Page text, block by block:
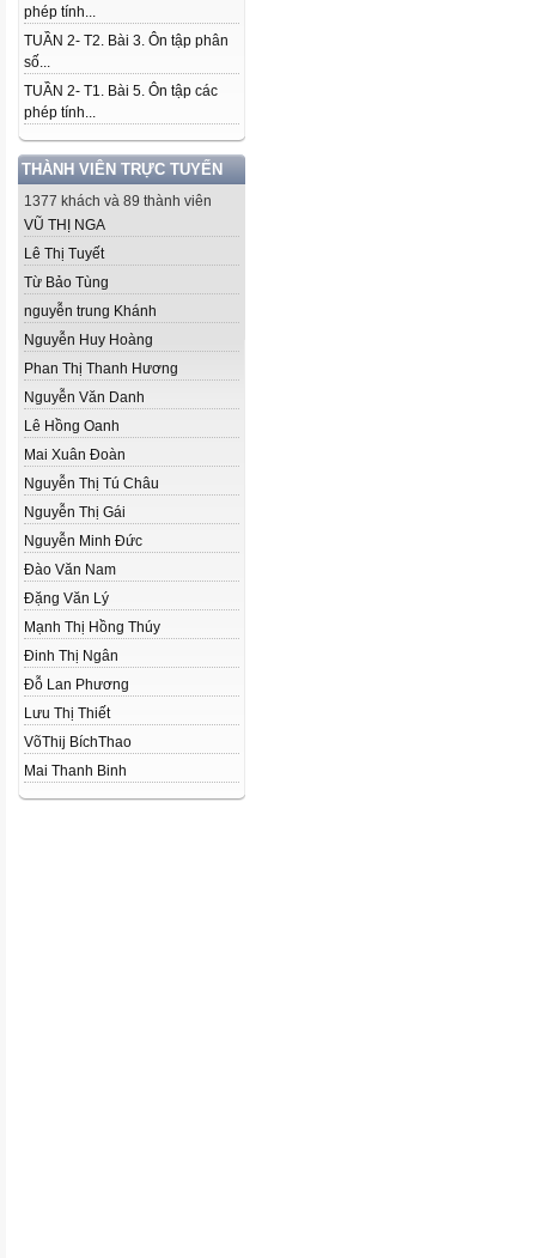
phép tính...
TUẦN 2- T2. Bài 3. Ôn tập phân
số...
TUẦN 2- T1. Bài 5. Ôn tập các
phép tính...
THÀNH VIÊN TRỰC TUYẾN
1377 khách và 89 thành viên
VŨ THỊ NGA
Lê Thị Tuyết
Từ Bảo Tùng
nguyễn trung Khánh
Nguyễn Huy Hoàng
Phan Thị Thanh Hương
Nguyễn Văn Danh
Lê Hồng Oanh
Mai Xuân Đoàn
Nguyễn Thị Tú Châu
Nguyễn Thị Gái
Nguyễn Minh Đức
Đào Văn Nam
Đặng Văn Lý
Mạnh Thị Hồng Thúy
Đinh Thị Ngân
Đỗ Lan Phương
Lưu Thị Thiết
VõThij BíchThao
Mai Thanh Binh